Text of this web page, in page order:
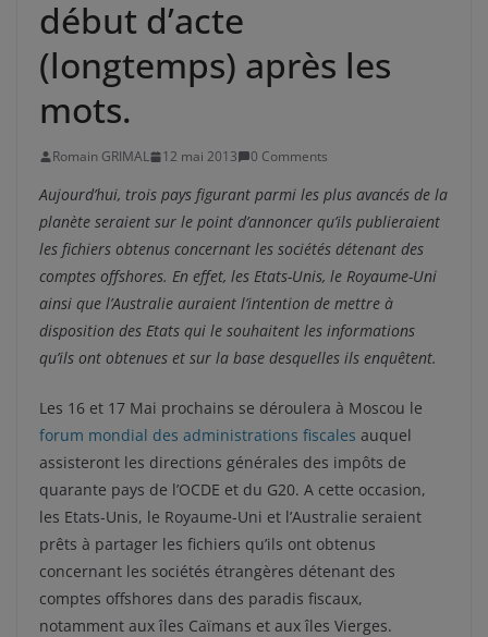
début d’acte
(longtemps) après les
mots.
Romain GRIMAL 12 mai 2013 0 Comments
Aujourd’hui, trois pays figurant parmi les plus avancés de la
planète seraient sur le point d’annoncer qu’ils publieraient
les fichiers obtenus concernant les sociétés détenant des
comptes offshores. En effet, les Etats-Unis, le Royaume-Uni
ainsi que l’Australie auraient l’intention de mettre à
disposition des Etats qui le souhaitent les informations
qu’ils ont obtenues et sur la base desquelles ils enquêtent.
Les 16 et 17 Mai prochains se déroulera à Moscou le
forum mondial des administrations fiscales auquel
assisteront les directions générales des impôts de
quarante pays de l’OCDE et du G20. A cette occasion,
les Etats-Unis, le Royaume-Uni et l’Australie seraient
prêts à partager les fichiers qu’ils ont obtenus
concernant les sociétés étrangères détenant des
comptes offshores dans des paradis fiscaux,
notamment aux îles Caïmans et aux îles Vierges.